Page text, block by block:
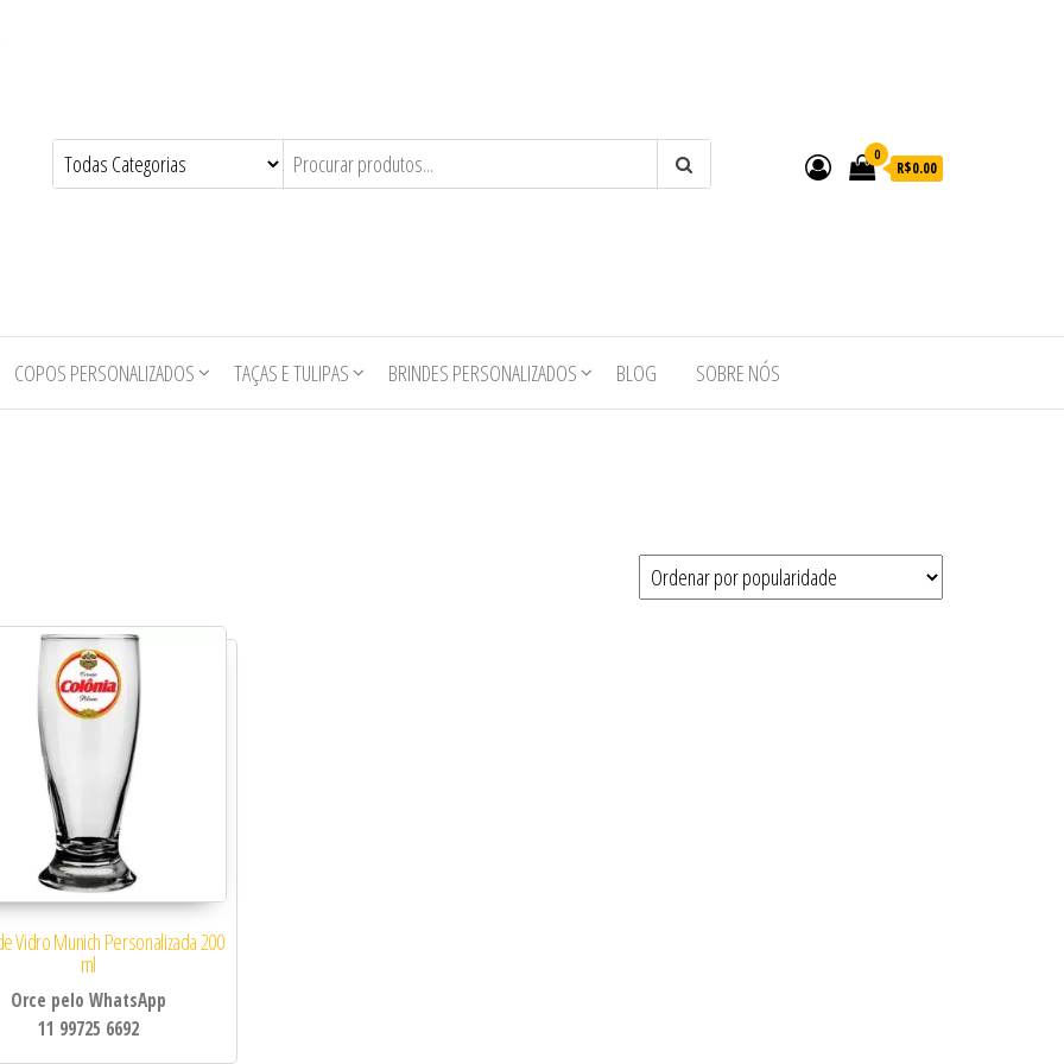
0
R$0.00
COPOS PERSONALIZADOS TAÇAS E TULIPAS BRINDES PERSONALIZADOS BLOG SOBRE NÓS
Vidro Munich Personalizada 200
ml
Orce pelo WhatsApp
11 99725 6692